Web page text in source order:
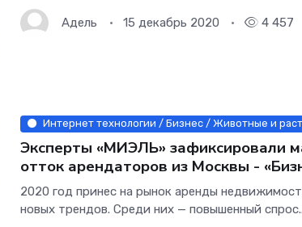
Адель 15 декабрь 2020 4 457
Интернет технологии / Бизнес / Животные и
Эксперты «МИЭЛЬ» зафиксировали
отток арендаторов из Москвы -
2020 год принес на рынок аренды
новых трендов. Среди них — повышенный